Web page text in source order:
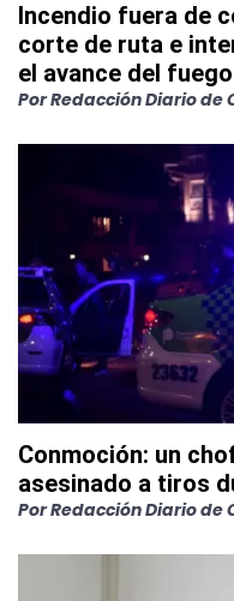
Incendio fuera de
corte de ruta e
el avance del fuego
PorRedacción Diario de
Conmoción: un
asesinado a tiros
PorRedacción Diario de